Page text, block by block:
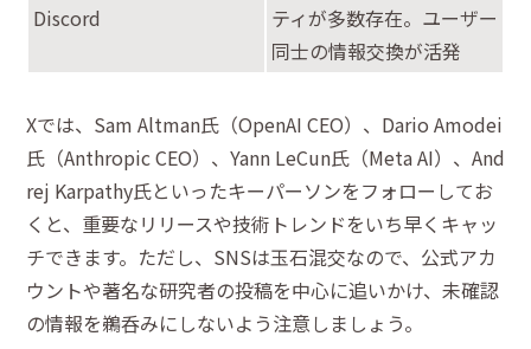
Discord
ティが多数存在。ユーザー
同士の情報交換が活発
Xでは、Sam Altman氏（OpenAI CEO）、Dario Amodei
氏（Anthropic CEO）、Yann LeCun氏（Meta AI）、And
rej Karpathy氏といったキーパーソンをフォローしてお
くと、重要なリリースや技術トレンドをいち早くキャッ
チできます。ただし、SNSは玉石混交なので、公式アカ
ウントや著名な研究者の投稿を中心に追いかけ、未確認
の情報を鵜呑みにしないよう注意しましょう。